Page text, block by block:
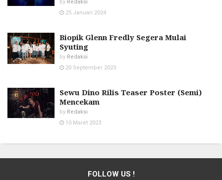
by Redaksi
25 Januari 2024
Biopik Glenn Fredly Segera Mulai
Syuting
by Redaksi
20 September 2023
Sewu Dino Rilis Teaser Poster (Semi)
Mencekam
by Redaksi
10 Maret 2023
FOLLOW US !